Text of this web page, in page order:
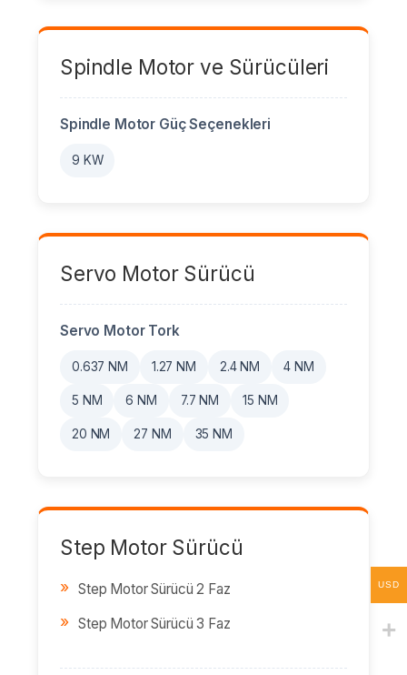
Spindle Motor ve Sürücüleri
Spindle Motor Güç Seçenekleri
9 KW
Servo Motor Sürücü
Servo Motor Tork
0.637 NM 1.27 NM 2.4 NM 4 NM
5 NM 6 NM 7.7 NM 15 NM
20 NM 27 NM 35 NM
Step Motor Sürücü
Step Motor Sürücü 2 Faz
Step Motor Sürücü 3 Faz
USD